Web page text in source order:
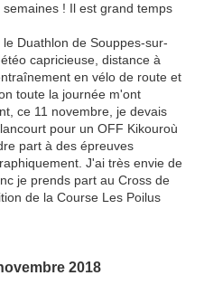
! Il est grand temps
Duathlon de Souppes-sur-
capricieuse, distance à
en vélo de route et
toute la journée m'ont
ce 11 novembre, je devais
pour un OFF Kikouroù
part à des épreuves
J'ai très envie de
je prends part au Cross de
de la Course Les Poilus
2018